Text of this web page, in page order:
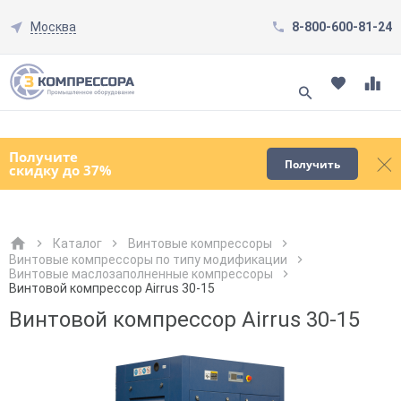
Москва 8-800-600-81-24
Получите
скидку до 37% Получить
Смотреть все товары
Каталог
Винтовые компрессоры
Винтовые компрессоры по типу модификации
Винтовые маслозаполненные компрессоры
Винтовой компрессор Airrus 30-15
Винтовой компрессор Airrus 30-15
Как к Вам обращаться?
Как к Вам обращаться?
Город доставки
Как к Вам обращаться?
Как к Вам обращаться?